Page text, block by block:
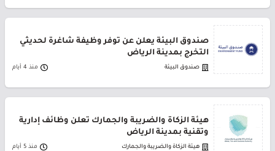
صندوق البيئة يعلن عن توفر وظيفة شاغرة لحديثي
التخرج بمدينة الرياض
صندوق البيئة منذ 4 أيام
هيئة الزكاة والضريبة والجمارك تعلن وظائف إدارية
وتقنية بمدينة الرياض
هيئة الزكاة والضريبة والجمارك منذ 5 أيام